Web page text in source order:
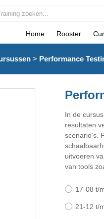
Home Rooster
> Performance
In de cursus
resultaten
scenario’s.
uitvoeren
van tools
17-08 t/
21-12 t/